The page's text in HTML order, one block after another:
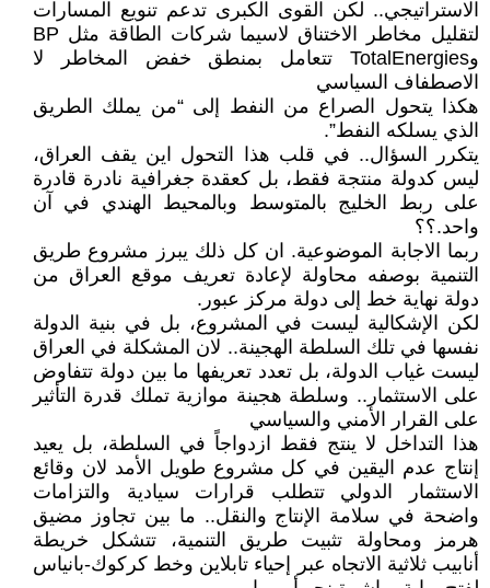
الاستراتيجي.. لكن القوى الكبرى تدعم تنويع المسارات
لتقليل مخاطر الاختناق لاسيما شركات الطاقة مثل BP
وTotalEnergies تتعامل بمنطق خفض المخاطر لا
الاصطفاف السياسي
هكذا يتحول الصراع من النفط إلى “من يملك الطريق
الذي يسلكه النفط”.
يتكرر السؤال.. في قلب هذا التحول اين يقف العراق،
ليس كدولة منتجة فقط، بل كعقدة جغرافية نادرة قادرة
على ربط الخليج بالمتوسط وبالمحيط الهندي في آن
واحد.؟؟
ربما الاجابة الموضوعية. ان كل ذلك يبرز مشروع طريق
التنمية بوصفه محاولة لإعادة تعريف موقع العراق من
دولة نهاية خط إلى دولة مركز عبور.
لكن الإشكالية ليست في المشروع، بل في بنية الدولة
نفسها في تلك السلطة الهجينة.. لان المشكلة في العراق
ليست غياب الدولة، بل تعدد تعريفها ما بين دولة تتفاوض
على الاستثمار.. وسلطة هجينة موازية تملك قدرة التأثير
على القرار الأمني والسياسي
هذا التداخل لا ينتج فقط ازدواجاً في السلطة، بل يعيد
إنتاج عدم اليقين في كل مشروع طويل الأمد لان وقائع
الاستثمار الدولي تتطلب قرارات سيادية والتزامات
واضحة في سلامة الإنتاج والنقل.. ما بين تجاوز مضيق
هرمز ومحاولة تثبيت طريق التنمية، تتشكل خريطة
أنابيب ثلاثية الاتجاه عبر إحياء تابلاين وخط كركوك-بانياس